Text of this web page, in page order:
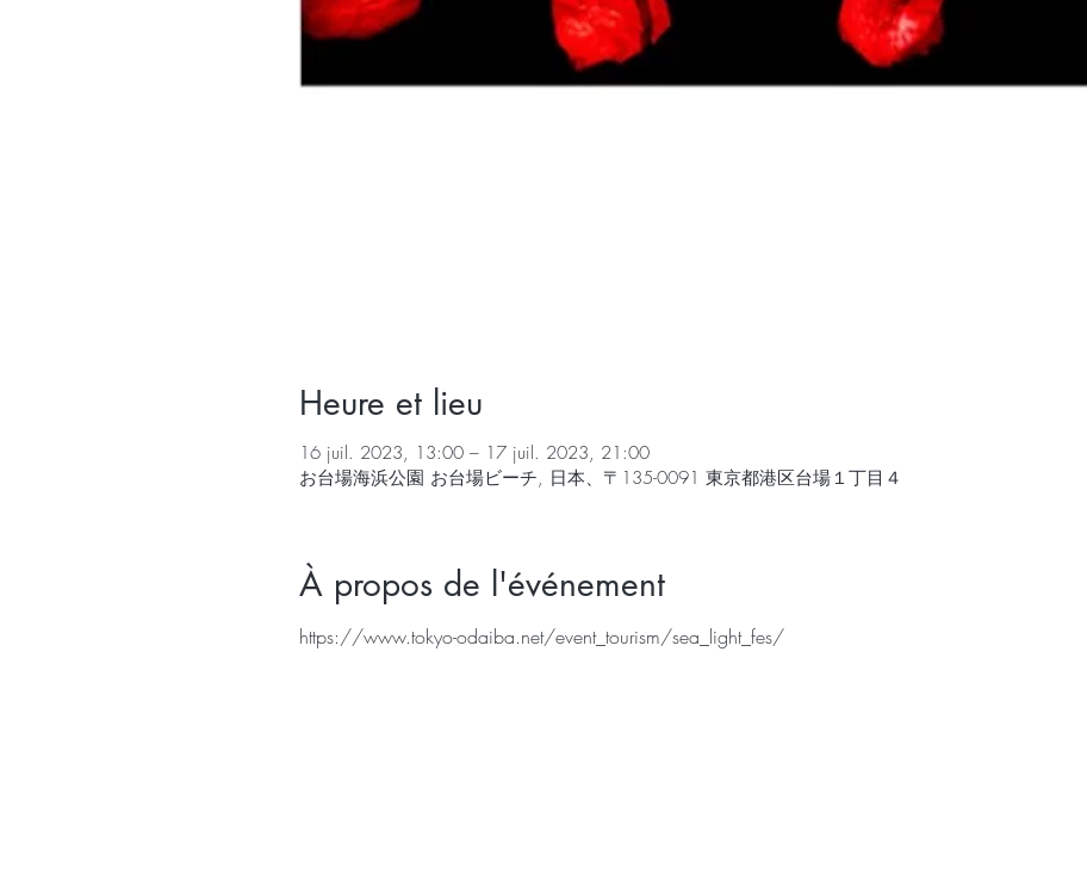
Heure et lieu
16 juil. 2023, 13:00 – 17 juil. 2023, 21:00
お台場海浜公園 お台場ビーチ, 日本、〒135-0091 東京都港区台場１丁目４
À propos de l'événement
https://www.tokyo-odaiba.net/event_tourism/sea_light_fes/